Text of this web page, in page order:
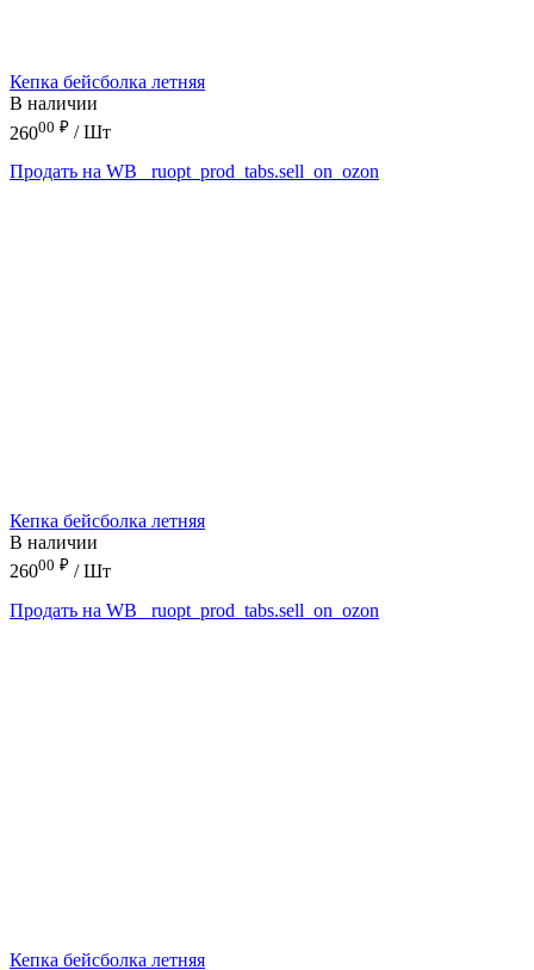
Кепка бейсболка летняя
В наличии
26000 ₽ / Шт
Продать на WB
_ruopt_prod_tabs.sell_on_ozon
Кепка бейсболка летняя
В наличии
26000 ₽ / Шт
Продать на WB
_ruopt_prod_tabs.sell_on_ozon
Кепка бейсболка летняя